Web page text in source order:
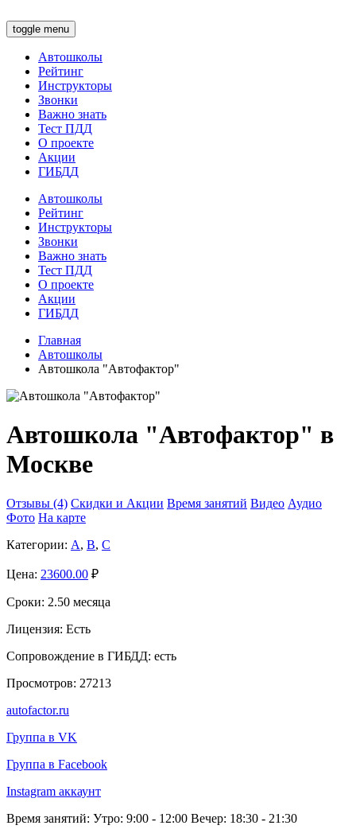
toggle menu
Автошколы
Рейтинг
Инструкторы
Звонки
Важно знать
Тест ПДД
О проекте
Акции
ГИБДД
Автошколы
Рейтинг
Инструкторы
Звонки
Важно знать
Тест ПДД
О проекте
Акции
ГИБДД
Главная
Автошколы
Автошкола "Автофактор"
Автошкола "Автофактор" в
Москве
Отзывы (4) Скидки и Акции Время занятий Видео Аудио
Фото На карте
Категории: A, B, C
Цена: 23600.00 ₽
Сроки: 2.50 месяца
Лицензия: Есть
Сопровождение в ГИБДД: есть
Просмотров: 27213
autofactor.ru
Группа в VK
Группа в Facebook
Instagram аккаунт
Время занятий: Утро: 9:00 - 12:00 Вечер: 18:30 - 21:30